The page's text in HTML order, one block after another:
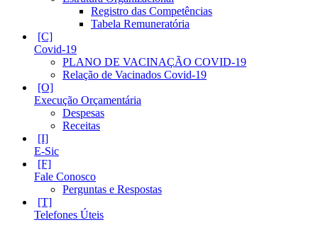
Registro das Competências
Tabela Remuneratória
Covid-19
PLANO DE VACINAÇÃO COVID-19
Relação de Vacinados Covid-19
Execução Orçamentária
Despesas
Receitas
E-Sic
Fale Conosco
Perguntas e Respostas
Telefones Úteis